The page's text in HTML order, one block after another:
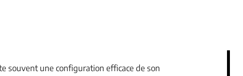
souvent une configuration efficace de son